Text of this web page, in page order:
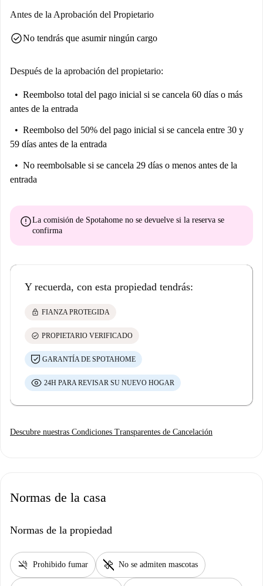
Antes de la Aprobación del Propietario
check_circleNo tendrás que asumir ningún cargo
Después de la aprobación del propietario:
Reembolso total del pago inicial si se cancela 60 días o más
antes de la entrada
Reembolso del 50% del pago inicial si se cancela entre 30 y
59 días antes de la entrada
No reembolsable si se cancela 29 días o menos antes de la
entrada
errorLa comisión de Spotahome no se devuelve si la reserva se
confirma
Y recuerda, con esta propiedad tendrás:
lock FIANZA PROTEGIDA
check_circle PROPIETARIO VERIFICADO
GARANTÍA DE SPOTAHOME
24H PARA REVISAR SU NUEVO HOGAR
Descubre nuestras Condiciones Transparentes de Cancelación
Normas de la casa
Normas de la propiedad
smoke_free Prohibido fumar pet_supplies No se admiten mascotas